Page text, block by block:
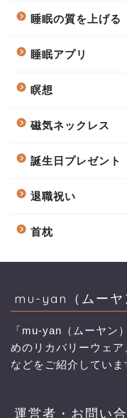
睡眠の質を上げる
睡眠アプリ
瞑想
磁気ネックレス
誕生日プレゼント
退職祝い
首枕
mu-yan（ムー
「mu-yan（ムーヤン
めのリカバリーウェ
などをご紹介していま
運営者・お問い